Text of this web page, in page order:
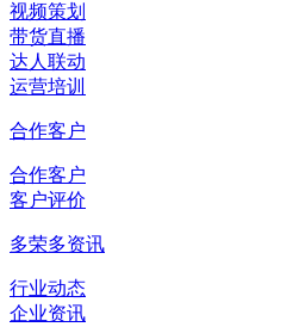
视频策划
带货直播
达人联动
运营培训
合作客户
合作客户
客户评价
多荣多资讯
行业动态
企业资讯